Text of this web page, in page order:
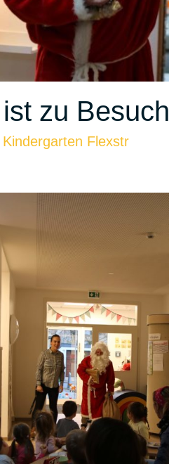
zu Besuch
Kindergarten Flexstr